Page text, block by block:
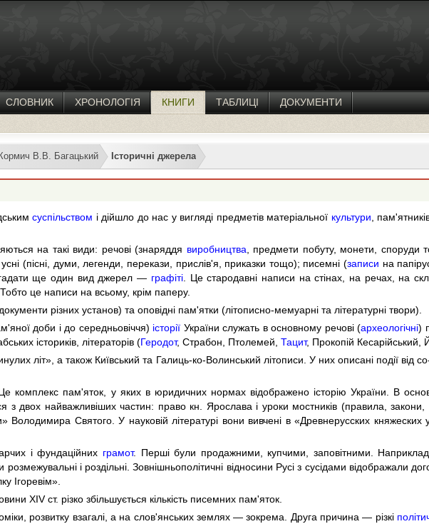
СЛОВНИК ХРОНОЛОГІЯ КНИГИ ТАБЛИЦІ ДОКУМЕНТИ
В.В. Багацький Історичні джерела
суспільством і дійшло до нас у вигляді предметів матеріальної культури ,
на такі види: речові (знаряддя виробництва , предмети побуту, монети, споруди
усні (пісні, думи, легенди, перекази, прислів'я, приказки тощо); писемні (записи на
ще один вид джерел — графіті. Це стародавні написи на стінах, на речах, на
це написи на всьому, крім паперу.
різних установ) та оповідні пам'ятки (літописно-мемуарні та літературні твори).
доби і до середньовіччя) історії України служать в основному речові (археологічні)
істориків, літераторів (Геродот, Страбон, Птолемей, Тацит, Прокопій Кесарійський,
літ», а також Київський та Галиць-ко-Волинський літописи. У них описані події від со-
Це комплекс пам'яток, у яких в юридичних нормах відображено історію України. В
з двох найважливіших частин: право кн. Ярослава і уроки мостників (правила, закони,
Володимира Святого. У науковій літературі вони вивчені в «Древнерусских
і фундаційних грамот. Перші були продажними, купчими, заповітними.
і роздільні. Зовнішньополітичні відносини Русі з сусідами відображали
Ігоревім».
XIV ст. різко збільшується кількість писемних пам'яток.
розвитку взагалі, а на слов'янських землях — зокрема. Друга причина — різкі